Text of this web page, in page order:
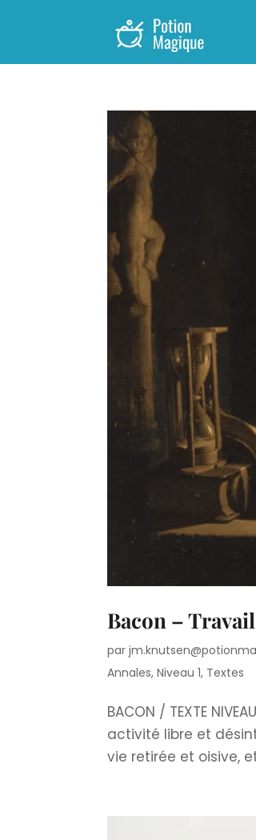
Bacon –
par
Annales,Niveau 1, Textes
BACON / TEXTE
activité libre et
vie retirée et oisive,